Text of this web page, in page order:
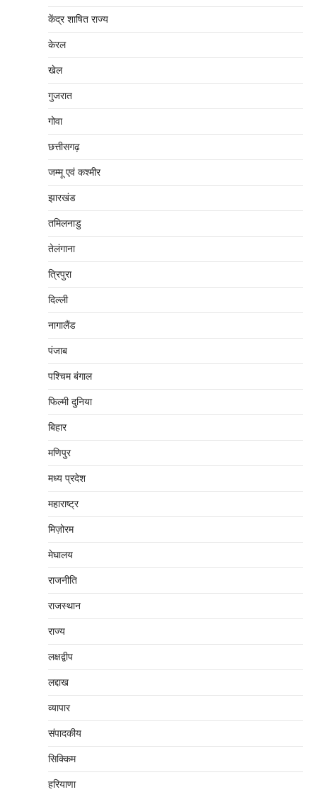
केंद्र शाषित राज्य
केरल
खेल
गुजरात
गोवा
छत्तीसगढ़
जम्‍मू एवं कश्‍मीर
झारखंड
तमिलनाडु
तेलंगाना
त्रिपुरा
दिल्‍ली
नागालैंड
पंजाब
पश्चिम बंगाल
फिल्मी दुनिया
बिहार
मणिपुर
मध्‍य प्रदेश
महाराष्‍ट्र
मिज़ोरम
मेघालय
राजनीति
राजस्थान
राज्य
लक्षद्वीप
लद्दाख
व्यापार
संपादकीय
सिक्किम
हरियाणा